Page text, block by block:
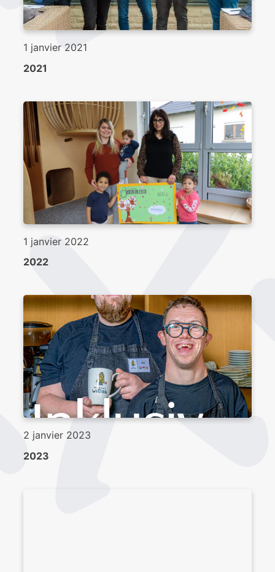
1 janvier 2021
2021
1 janvier 2022
2022
2 janvier 2023
2023